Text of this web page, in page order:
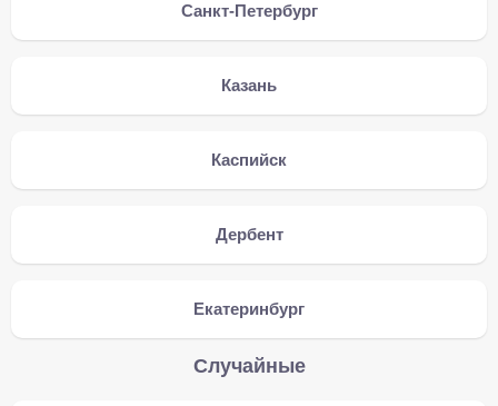
Санкт-Петербург
Казань
Каспийск
Дербент
Екатеринбург
Случайные